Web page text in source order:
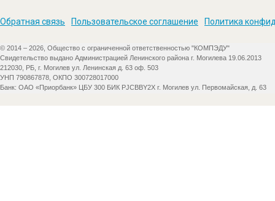
Обратная связь Пользовательское соглашение Политика
© 2014 – 2026, Общество с ограниченной ответственностью "КОМПЭДУ"
Свидетельство выдано Администрацией Ленинского района г. Могилева 19.06.2013
212030, РБ, г. Могилев ул. Ленинская д. 63 оф. 503
УНП 790867878, ОКПО 300728017000
Банк: ОАО «Приорбанк» ЦБУ 300 БИК PJCBBY2X г. Могилев ул. Первомайская, д. 63